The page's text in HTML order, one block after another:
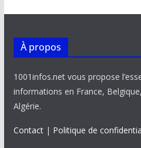
À propos
1001infos.net vous propose
informations en France,
Algérie.
Contact| Politique de